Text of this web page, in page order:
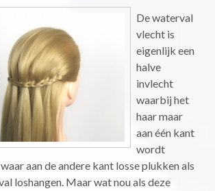
De waterval
vlecht is
eigenlijk een
halve
invlecht
waarbij het
haar maar
aan één kant
wordt
aan de andere kant losse plukken als
loshangen. Maar wat nou als deze